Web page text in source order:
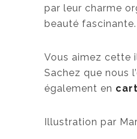
par leur charme
beauté fascinante.
Vous aimez cette
Sachez que nous
également en
Illustration par